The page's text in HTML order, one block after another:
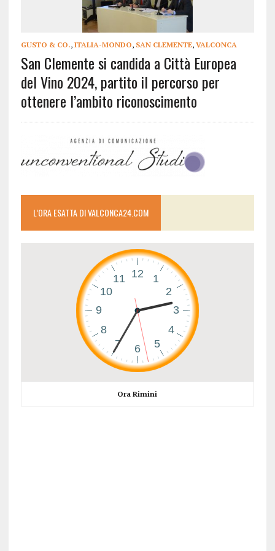
GUSTO & CO., ITALIA-MONDO, SAN CLEMENTE, VALCONCA
San Clemente si candida a Città Europea
del Vino 2024, partito il percorso per
ottenere l’ambito riconoscimento
L’ORA ESATTA DI VALCONCA24.COM
Ora Rimini